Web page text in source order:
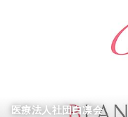
■看護師・臨床検査技師
在籍しており、女性も
護休業などの制度があ
また、1チームは約5～6
周囲に相談しやすい環境
医療法人社団白凛会